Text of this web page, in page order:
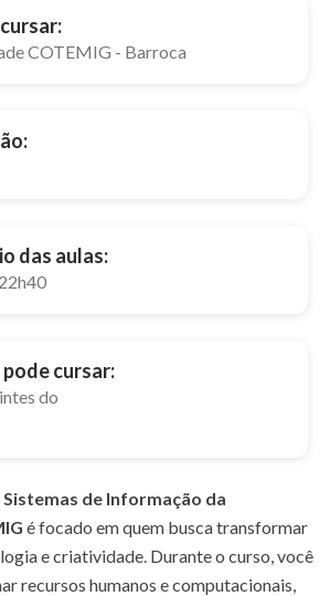
COTEMIG - Barroca
das aulas:
pode cursar:
do
Sistemas de Informação da
é focado em quem busca transformar
e criatividade. Durante o curso, você
recursos humanos e computacionais,